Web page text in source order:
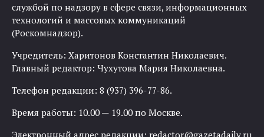
службой по надзору в сфере связи, информационных
технологий и массовых коммуникаций
(Роскомнадзор).
Учредитель: Харитонов Константин Николаевич.
Главный редактор: Чухутова Мария Николаевна.
Телефон редакции: 8 (937) 396-77-86.
Время работы: 10.00 — 19.00 по Москве.